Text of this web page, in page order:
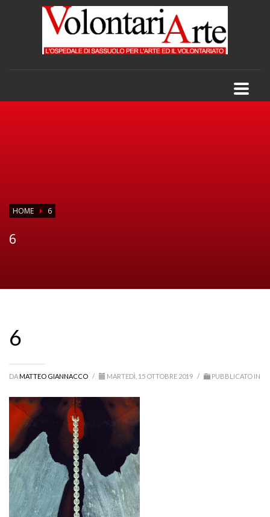
HOME 6
6
6
DAMATTEO GIANNACCO / MARTEDÌ, 15 OTTOBRE 2019 / PUBBLICATO IN